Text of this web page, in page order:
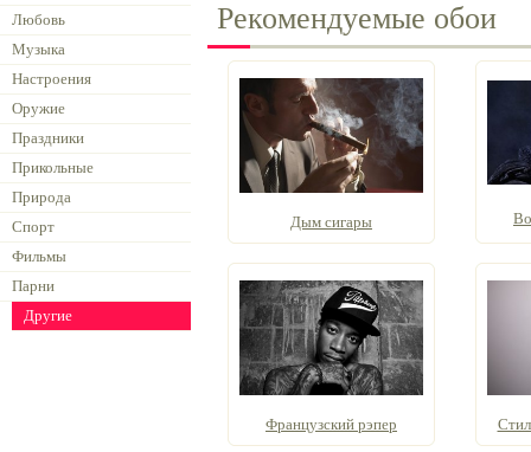
Любовь
Музыка
Настроения
Оружие
Праздники
Прикольные
Природа
Спорт
Фильмы
Парни
Другие
Рекомендуемые обои
Дым сигары
Французский рэпер